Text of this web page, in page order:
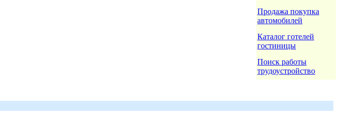
Продажа покупка
автомобилей
Каталог готелей
гостиницы
Поиск работы
трудоустройство